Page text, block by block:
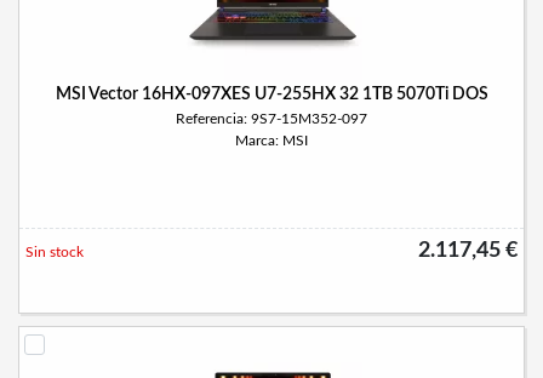
MSI Vector 16HX-097XES U7-255HX 32 1TB 5070Ti DOS
Referencia: 9S7-15M352-097
Marca: MSI
2.117,45 €
Sin stock